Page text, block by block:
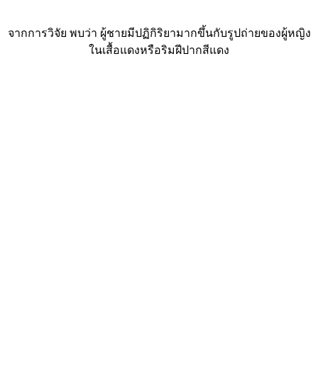
จากการวิจัย พบว่า ผู้ชายมีปฏิกิริยามากขึ้นกับรูปถ่ายของผู้หญิง
ในเสื้อแดงหรือริมฝีปากสีแดง